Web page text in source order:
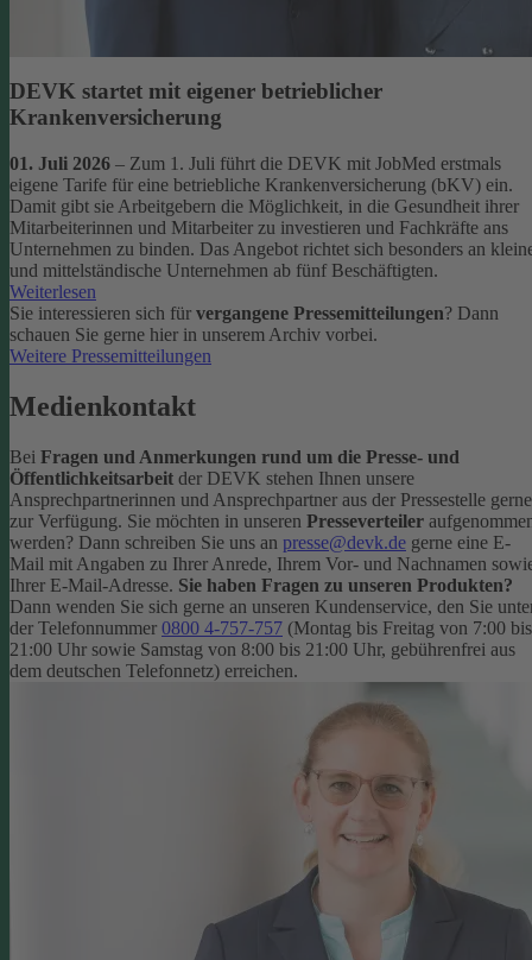
DEVK startet mit eigener betrieblicher
Krankenversicherung
01. Juli 2026 – Zum 1. Juli führt die DEVK mit JobMed erstmals
eigene Tarife für eine betriebliche Krankenversicherung (bKV) ein.
Damit gibt sie Arbeitgebern die Möglichkeit, in die Gesundheit ihrer
Mitarbeiterinnen und Mitarbeiter zu investieren und Fachkräfte ans
Unternehmen zu binden. Das Angebot richtet sich besonders an
und mittelständische Unternehmen ab fünf Beschäftigten.
Weiterlesen
Sie interessieren sich für vergangene Pressemitteilungen? Dann
schauen Sie gerne hier in unserem Archiv vorbei.
Weitere Pressemitteilungen
Medienkontakt
Bei Fragen und Anmerkungen rund um die Presse- und
Öffentlichkeitsarbeit der DEVK stehen Ihnen unsere
Ansprechpartnerinnen und Ansprechpartner aus der Pressestelle gerne
zur Verfügung. Sie möchten in unseren Presseverteiler
werden? Dann schreiben Sie uns an presse@devk.de gerne eine E-
Mail mit Angaben zu Ihrer Anrede, Ihrem Vor- und Nachnamen
Ihrer E-Mail-Adresse. Sie haben Fragen zu unseren Produkten?
Dann wenden Sie sich gerne an unseren Kundenservice, den Sie
der Telefonnummer 0800 4-757-757 (Montag bis Freitag von 7:00 bis
21:00 Uhr sowie Samstag von 8:00 bis 21:00 Uhr, gebührenfrei aus
dem deutschen Telefonnetz) erreichen.